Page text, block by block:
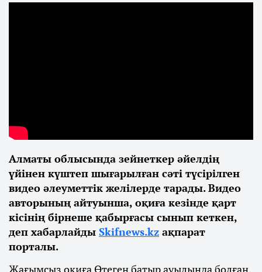
Алматы облысында зейнеткер әйелдің
үйінен күштеп шығарылған сәті түсірілген
видео әлеуметтік желілерде тарады. Видео
авторының айтуынша, оқиға кезінде қарт
кісінің бірнеше қабырғасы сынып кеткен,
деп хабарлайды Skifnews.kz ақпарат
порталы.
Жағымсыз оқиға Өтеген батыр ауылында болған.